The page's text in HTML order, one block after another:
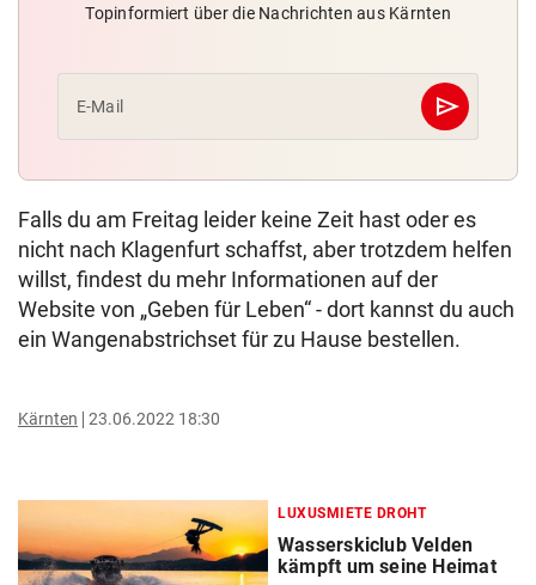
Topinformiert über die Nachrichten aus Kärnten
E-Mail send
Abschicken
Falls du am Freitag leider keine Zeit hast oder es
nicht nach Klagenfurt schaffst, aber trotzdem helfen
willst, findest du mehr Informationen auf der
Website von „Geben für Leben“ - dort kannst du auch
ein Wangenabstrichset für zu Hause bestellen.
Kärnten 23.06.2022 18:30
LUXUSMIETE DROHT
Wasserskiclub Velden
kämpft um seine Heimat